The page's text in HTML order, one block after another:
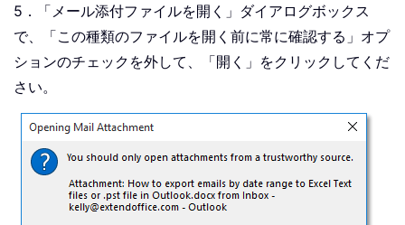
5．「メール添付ファイルを開く」ダイアログボックス
で、「この種類のファイルを開く前に常に確認する」オプ
ションのチェックを外して、「開く」をクリックしてくだ
さい。